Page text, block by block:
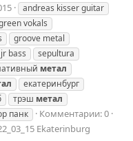
andreas kisser guitar
vokals
groove metal
bass
sepultura
метал
екатеринбург
трэш метал
панк
Комментарии: 0
Ekaterinburg